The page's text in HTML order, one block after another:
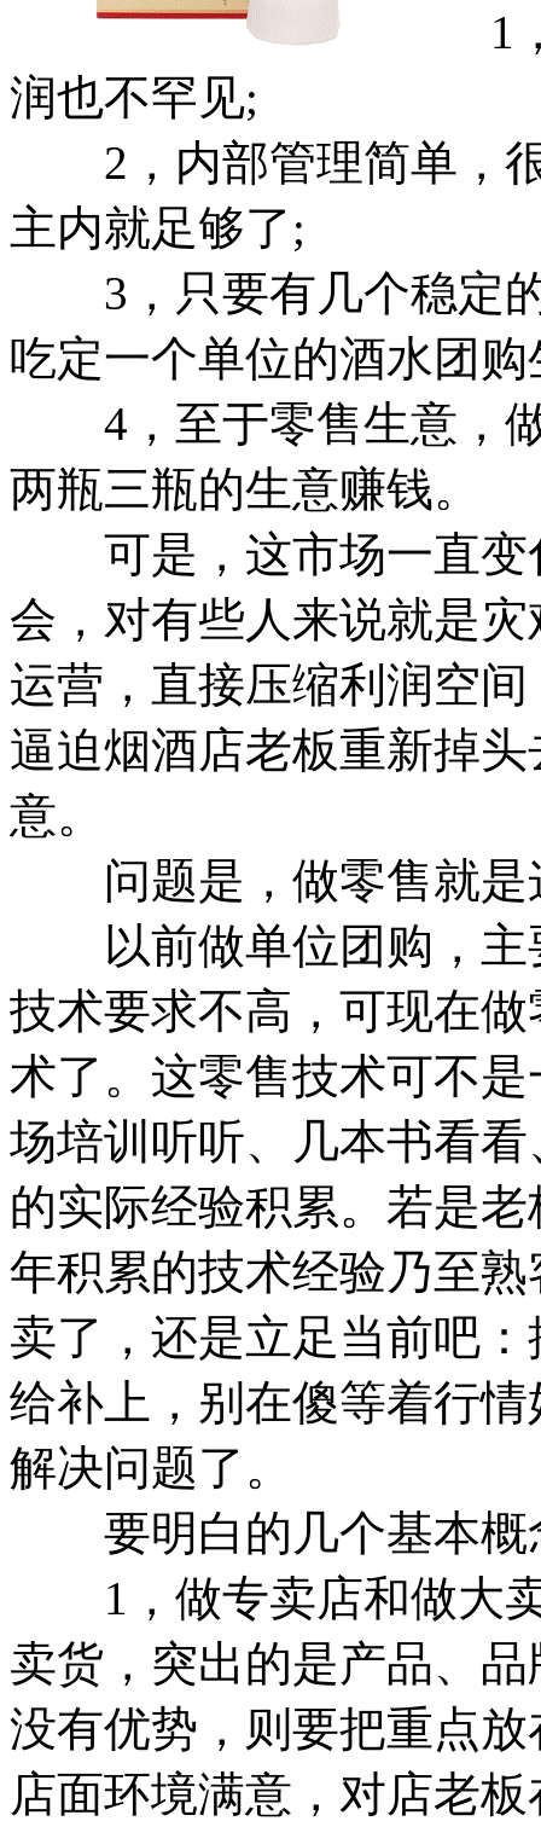
1，
润也不罕见;
2，内部管理简单，很
主内就足够了;
3，只要有几个稳定的
吃定一个单位的酒水团
4，至于零售生意，做
两瓶三瓶的生意赚钱。
可是，这市场一直变
会，对有些人来说就是
运营，直接压缩利润空
逼迫烟酒店老板重新掉
意。
问题是，做零售就是
以前做单位团购，主
技术要求不高，可现在
术了。这零售技术可不
场培训听听、几本书看
的实际经验积累。若是
年积累的技术经验乃至
卖了，还是立足当前吧
给补上，别在傻等着行
解决问题了。
要明白的几个基本概
1，做专卖店和做大卖
卖货，突出的是产品、
没有优势，则要把重点
店面环境满意，对店老